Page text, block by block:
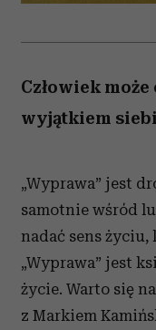
Człowiek
wyjątkiem
„Wyprawa” jest
samotnie wśród
nadać sens życiu,
„Wyprawa” jest
życie. Warto się
z Markiem